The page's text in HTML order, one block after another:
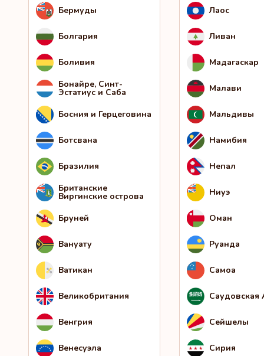
Бермуды
Болгария
Боливия
Бонайре, Синт-
Эстатиус и Саба
Босния и Герцеговина
Ботсвана
Бразилия
Британские
Виргинские острова
Бруней
Вануату
Ватикан
Великобритания
Венгрия
Венесуэла
Лаос
Ливан
Мадагаскар
Малави
Мальдивы
Намибия
Непал
Ниуэ
Оман
Руанда
Самоа
Саудовская
Сейшелы
Сирия